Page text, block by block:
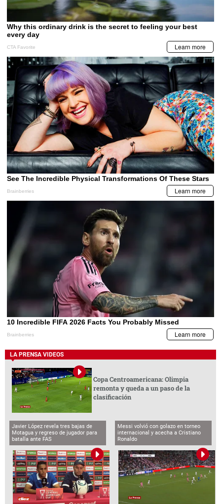
LA PRENSA VIDEOS
Copa Centroamericana: Olimpia
remonta y queda a un paso de la
clasificación
Javier López revela tres bajas de
Motagua y regreso de jugador para
batalla ante FAS
Messi volvió con golazo en torneo
internacional y acecha a Cristiano
Ronaldo